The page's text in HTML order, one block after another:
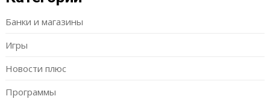
Банки и магазины
Игры
Новости плюс
Программы